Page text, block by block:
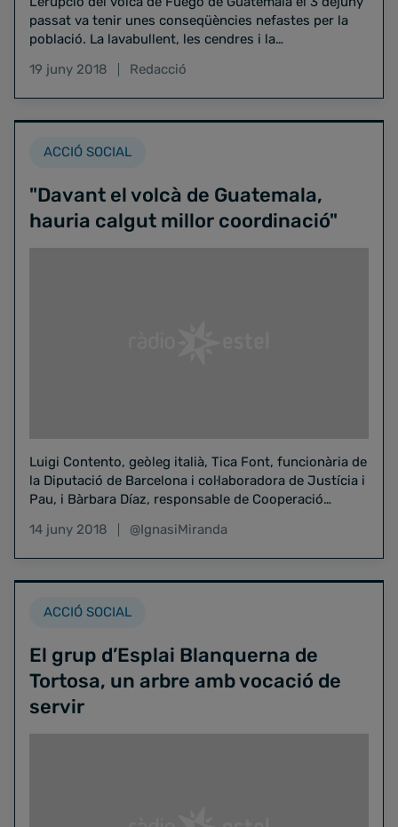
passat va tenir unes conseqüències nefastes per la
població. La lavabullent, les cendres i la…
19 juny 2018
Redacció
ACCIÓ SOCIAL
"Davant el volcà de Guatemala,
hauria calgut millor coordinació"
Luigi Contento, geòleg italià, Tica Font, funcionària de
la Diputació de Barcelona i col·laboradora de Justícia i
Pau, i Bàrbara Díaz, responsable de Cooperació
14 juny 2018 @IgnasiMiranda
ACCIÓ SOCIAL
El grup d’Esplai Blanquerna de
Tortosa, un arbre amb vocació de
servir